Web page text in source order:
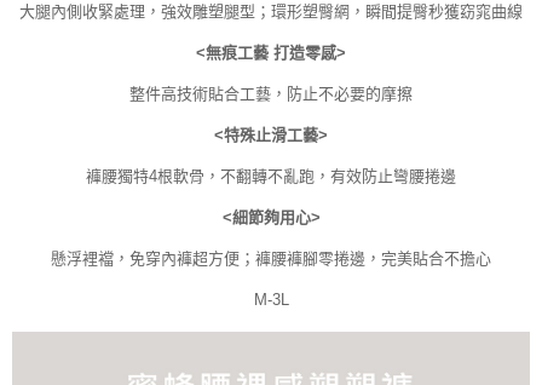
大腿內側收緊處理，強效雕塑腿型；環形塑臀網，瞬間提臀秒獲窈窕曲線
<無痕工藝 打造零感>
整件高技術貼合工藝，防止不必要的摩擦
<特殊止滑工藝>
褲腰獨特4根軟骨，不翻轉不亂跑，有效防止彎腰捲邊
<細節夠用心>
懸浮裡襠，免穿內褲超方便；褲腰褲腳零捲邊，完美貼合不擔心
M-3L